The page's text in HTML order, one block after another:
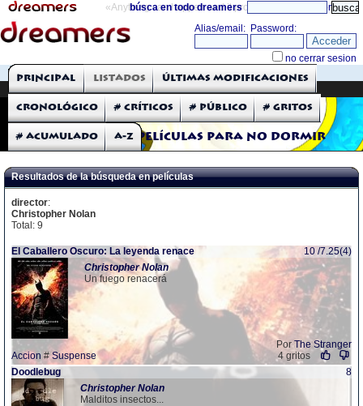
«Anything can happen and it probably will» directorio
búsca en todo dreamers
THE DREAMERS
Críticas: Películas
Películas para no dormir
Principal Listados Últimas modificaciones
Cronológico # Críticos # Público # Gritos
# Acumulado A-Z
Resultados de la búsqueda en películas
director:
Christopher Nolan
Total: 9
El Caballero Oscuro: La leyenda renace
10 /7.25(4)
Christopher Nolan
Un fuego renacerá
PorThe Stranger
Accion #Suspense
4 gritos
Doodlebug
8
Christopher Nolan
Malditos insectos...